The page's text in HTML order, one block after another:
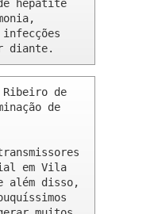
hepatite
diante.
Ribeiro de
de
em Vila
além disso,